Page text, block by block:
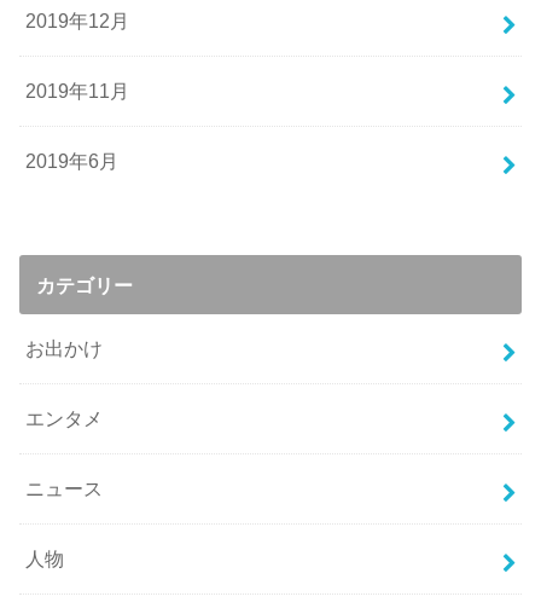
2019年12月
2019年11月
2019年6月
カテゴリー
お出かけ
エンタメ
ニュース
人物